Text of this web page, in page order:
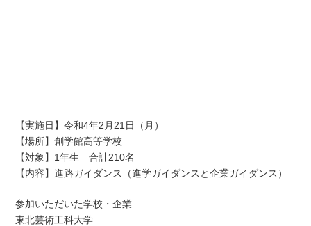
【実施日】令和4年2月21日（月）
【場所】創学館高等学校
【対象】1年生 合計210名
【内容】進路ガイダンス（進学ガイダンスと企業ガイダンス）
参加いただいた学校・企業
東北芸術工科大学